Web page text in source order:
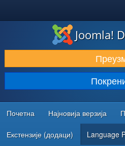
ПРЕУЗИМАЊЕ И ПРОШИРЕЊА
ОТКРИЈТЕ И НАУЧИТЕ
ЗАЈЕДНИЦА И ПОДРШКА
РЕСУРСИ ЗА РАЗВОЈ
Joomla!
Почетна Најновија верзија
Екстензије (додаци) Language